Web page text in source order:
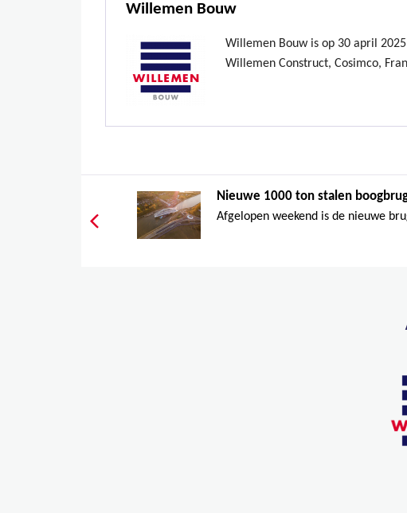
Willemen Bouw
Willemen Bouw is op 30 april
Willemen Construct, Cosimco,
Nieuwe 1000 ton stalen
Afgelopen weekend is de nieuwe